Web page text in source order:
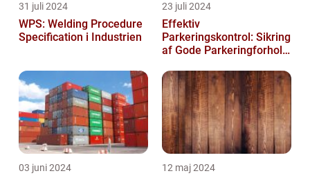
31 juli 2024
WPS: Welding Procedure
Specification i Industrien
23 juli 2024
Effektiv
Parkeringskontrol: Sikring
af Gode Parkeringforhold
03 juni 2024 12 maj 2024